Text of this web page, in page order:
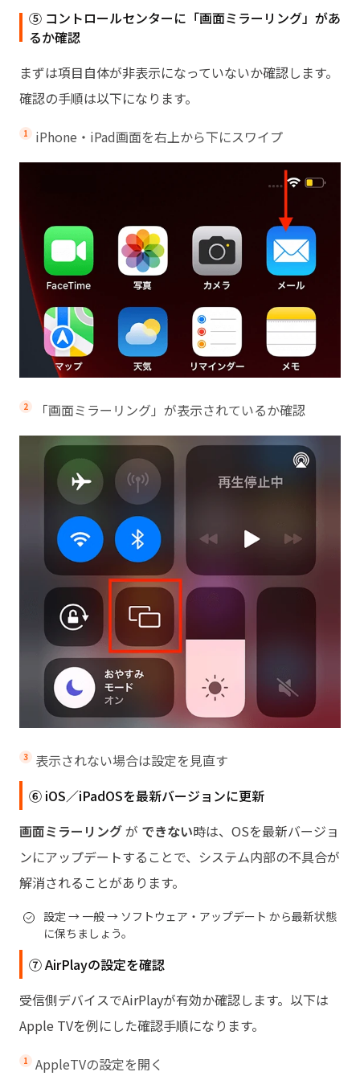
⑤ コントロールセンターに「画面ミラーリング」があ
るか確認
まずは項目自体が非表示になっていないか確認します。
確認の手順は以下になります。
iPhone・iPad画面を右上から下にスワイプ
「画面ミラーリング」が表示されているか確認
表示されない場合は設定を見直す
⑥ iOS／iPadOSを最新バージョンに更新
画面ミラーリングが できない時は、OSを最新バージョ
ンにアップデートすることで、システム内部の不具合が
解消されることがあります。
設定 → 一般 → ソフトウェア・アップデート から最新状態
に保ちましょう。
⑦ AirPlayの設定を確認
受信側デバイスでAirPlayが有効か確認します。以下は
Apple TVを例にした確認手順になります。
AppleTVの設定を開く